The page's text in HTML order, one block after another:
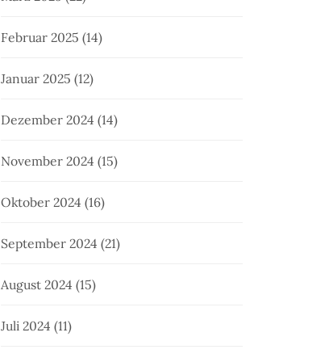
Februar 2025 (14)
Januar 2025 (12)
Dezember 2024 (14)
November 2024 (15)
Oktober 2024 (16)
September 2024 (21)
August 2024 (15)
Juli 2024 (11)